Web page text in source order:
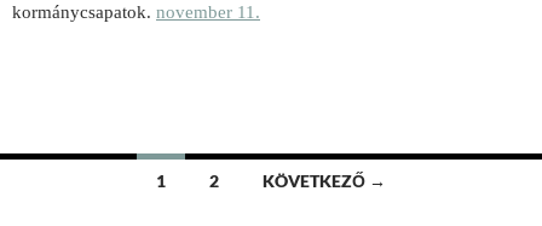
kormánycsapatok. november 11.
Bejegyzések
1 2 KÖVETKEZŐ →